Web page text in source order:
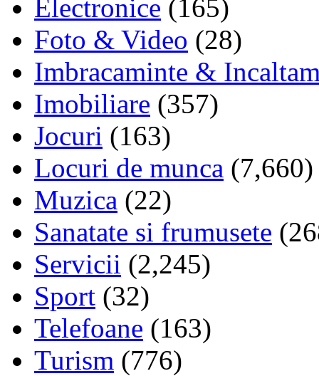
Electronice (165)
Foto & Video (28)
Imbracaminte &
Imobiliare (357)
Jocuri (163)
Locuri de munca (7,660)
Muzica (22)
Sanatate si frumusete
Servicii (2,245)
Sport (32)
Telefoane (163)
Turism (776)